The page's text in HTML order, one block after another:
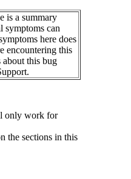
is a summary
symptoms can
here does
encountering this
this bug
only work for
the sections in this